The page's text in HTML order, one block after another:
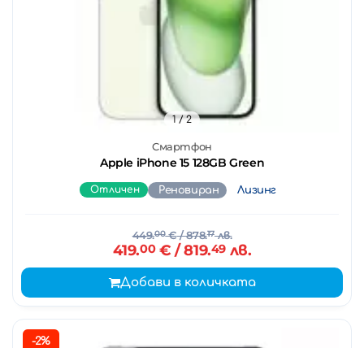
Смартфон
Apple iPhone 15 128GB Green
1/ 2
Отличен Реновиран Лизинг
449.00€/ 878.17лв.
419.00€ / 819.49лв.
Добави в количката
-2%